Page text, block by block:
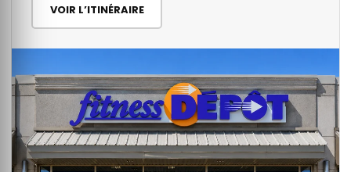
VOIR L’ITINÉRAIRE